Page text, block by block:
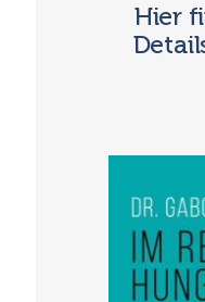
Hier